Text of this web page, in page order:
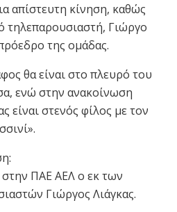
απίστευτη κίνηση, καθώς
τηλεπαρουσιαστή, Γιώργο
της ομάδας.
θα είναι στο πλευρό του
ενώ στην ανακοίνωση
είναι στενός φίλος με τον
στην ΠΑΕ ΑΕΛ ο εκ των
Γιώργος Λιάγκας.